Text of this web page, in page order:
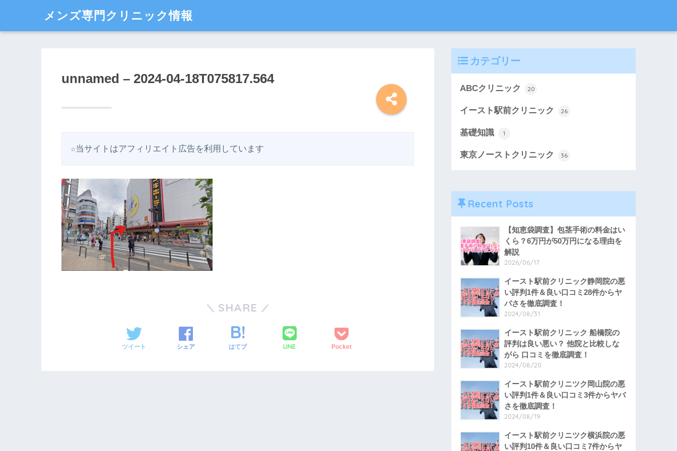
メンズ専門クリニック情報
unnamed – 2024-04-18T075817.564
☆当サイトはアフィリエイト広告を利用しています
SHARE
ツイート シェア はてブ LINE Pocket
カテゴリー
ABCクリニック 20
イースト駅前クリニック 26
基礎知識 1
東京ノーストクリニック 36
Recent Posts
【知恵袋調査】包茎手術の料金はい
くら？6万円が50万円になる理由を
解説
2026/06/17
イースト駅前クリニック静岡院の悪
い評判1件＆良い口コミ28件からヤ
バさを徹底調査！
2024/08/31
イースト駅前クリニック 船橋院の
評判は良い悪い？ 他院と比較しな
がら 口コミを徹底調査！
2024/08/20
イースト駅前クリニツク岡山院の悪
い評判1件＆良い口コミ3件からヤバ
さを徹底調査！
2024/08/19
イースト駅前クリニツク横浜院の悪
い評判10件＆良い口コミ7件からヤ